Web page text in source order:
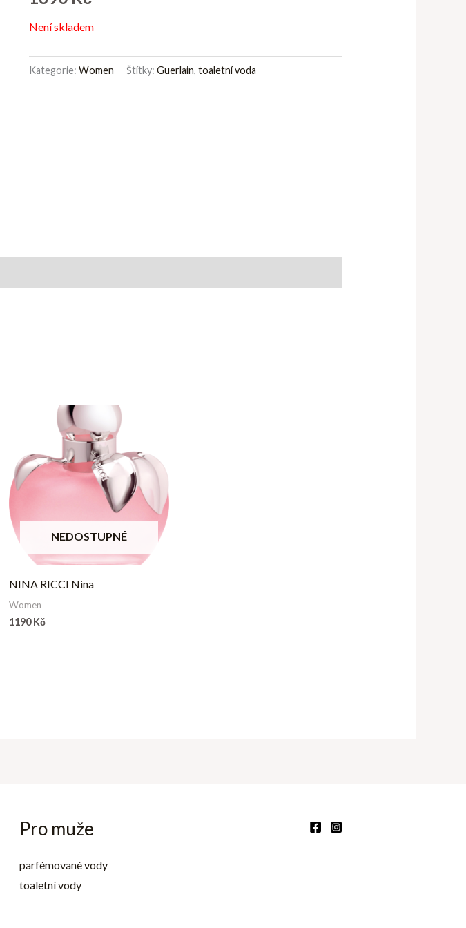
Není skladem
Kategorie:Women Štítky:Guerlain,toaletní voda
NEDOSTUPNÉ
NINA RICCI Nina
Women
1190Kč
Pro muže
parfémované vody
toaletní vody